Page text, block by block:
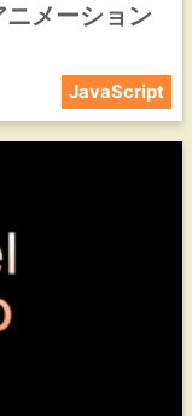
メーション
JavaScript